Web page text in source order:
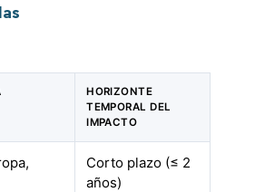
HORIZONTE
TEMPORAL DEL
IMPACTO
Corto plazo (≤ 2
años)